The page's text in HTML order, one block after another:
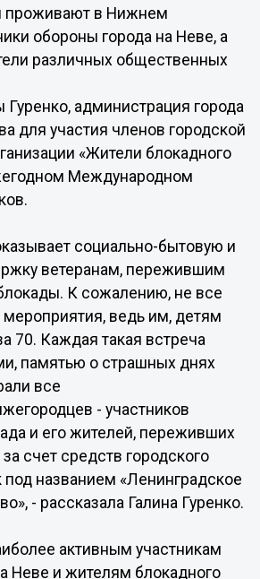
проживают в Нижнем
обороны города на Неве, а
различных общественных
администрация города
для участия членов городской
«Жители блокадного
Международном
социально-бытовую и
ветеранам, пережившим
К сожалению, не все
ведь им, детям
70. Каждая такая встреча
памятью о страшных днях
все
- участников
и его жителей, переживших
счет средств городского
названием «Ленинградское
- рассказала Галина Гуренко.
активным участникам
Неве и жителям блокадного